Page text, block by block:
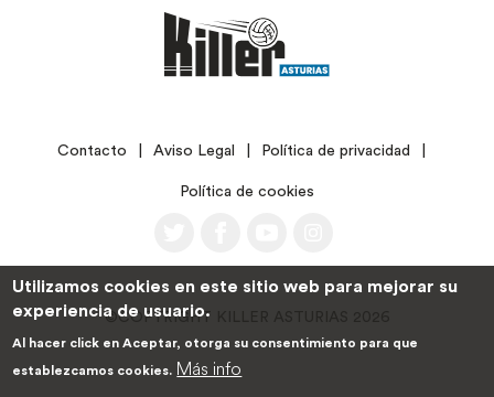
LEGALContacto Aviso Legal Política de privacidad
Política de cookies
©COPYRIGHT KILLER ASTURIAS 2026
Utilizamos cookies en este sitio web para mejorar su
experiencia de usuario.
Al hacer click en Aceptar, otorga su consentimiento para que
establezcamos cookies. Más info